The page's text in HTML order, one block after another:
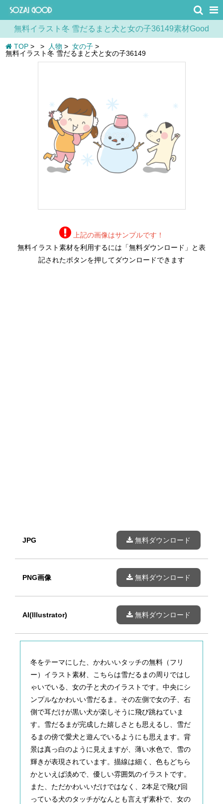
無料イラスト冬 雪だるまと犬と女の子36149素材Good
TOP > > 人物 > 女の子 >
無料イラスト冬 雪だるまと犬と女の子36149
上記の画像はサンプルです！
無料イラスト素材を利用するには「無料ダウンロード」と表
記されたボタンを押してダウンロードできます
JPG 無料ダウンロード
PNG画像 無料ダウンロード
AI(Illustrator) 無料ダウンロード
冬をテーマにした、かわいいタッチの無料（フリ
ー）イラスト素材、こちらは雪だるまの周りではし
ゃいでいる、女の子と犬のイラストです。中央にシ
ンプルなかわいい雪だるま。その左側で女の子、右
側で耳だけが黒い犬が楽しそうに飛び跳ねていま
す。雪だるまが完成した嬉しさとも思えるし、雪だ
るまの傍で愛犬と遊んでいるようにも思えます。背
景は真っ白のように見えますが、薄い水色で、雪の
輝きが表現されています。描線は細く、色もどちら
かといえば淡めで、優しい雰囲気のイラストです。
また、ただかわいいだけではなく、2本足で飛び回
っている犬のタッチがなんとも言えず素朴で、女の